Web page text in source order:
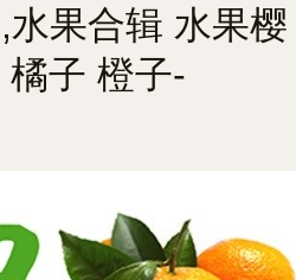
果合辑 水果樱
子 橙子-